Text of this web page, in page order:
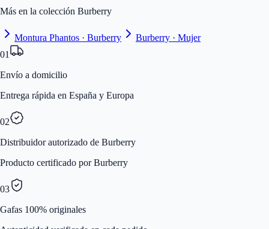
Más en la colección Burberry
Montura Phantos · Burberry
Burberry · Mujer
01
Envío a domicilio
Entrega rápida en España y Europa
02
Distribuidor autorizado de Burberry
Producto certificado por Burberry
03
Gafas 100% originales